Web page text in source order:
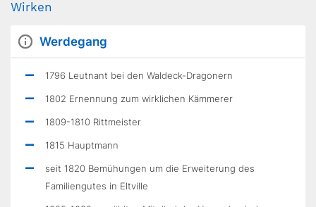
Wirken
Werdegang
1796 Leutnant bei den Waldeck-Dragonern
1802 Ernennung zum wirklichen Kämmerer
1809-1810 Rittmeister
1815 Hauptmann
seit 1820 Bemühungen um die Erweiterung des
Familiengutes in Eltville